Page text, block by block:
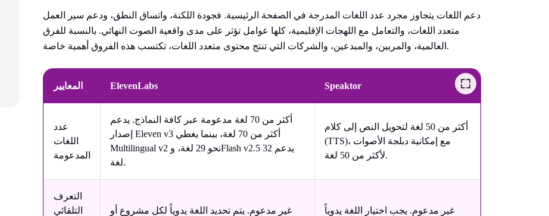
دعم اللغات يتجاوز مجرد عدد اللغات المدرجة في الصفحة الرئيسية. فجودة اللكنة، واتساق النطق، ودعم سير العمل
متعدد اللغات، والتعامل مع اللهجات الإقليمية، كلها عوامل تؤثر على مدى واقعية الصوت النهائي. بالنسبة للفرق
العالمية، والمربين، والمبدعين، والشركات التي تنتج محتوى متعدد اللغات، تكتسب هذه الفروق أهمية خاصة.
المعايير ElevenLabs Speaktor
عدد
اللغات
المدعومة
أكثر من 70 لغة مدعومة عبر كافة النماذج. يدعم
إصدار Eleven v3 أكثر من 70 لغة، بينما يغطي
Multilingual v2 نحو 29 لغة، وFlash v2.5 يدعم 32
لغة.
أكثر من 50 لغة لتحويل النص إلى كلام
(TTS)، مع إمكانية دبلجة الأصوات
لأكثر من 50 لغة.
التعرف
التلقائي
غير مدعوم. يتم تحديد اللغة يدوياً لكل مشروع أو
غير مدعوم. يجب اختيار اللغة يدوياً